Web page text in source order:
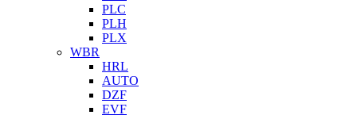
PLC
PLH
PLX
WBR
HRL
AUTO
DZF
EVF